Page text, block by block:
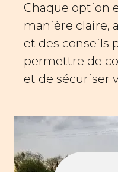
Chaque option
manière claire,
et des conseils
permettre de
et de sécuriser